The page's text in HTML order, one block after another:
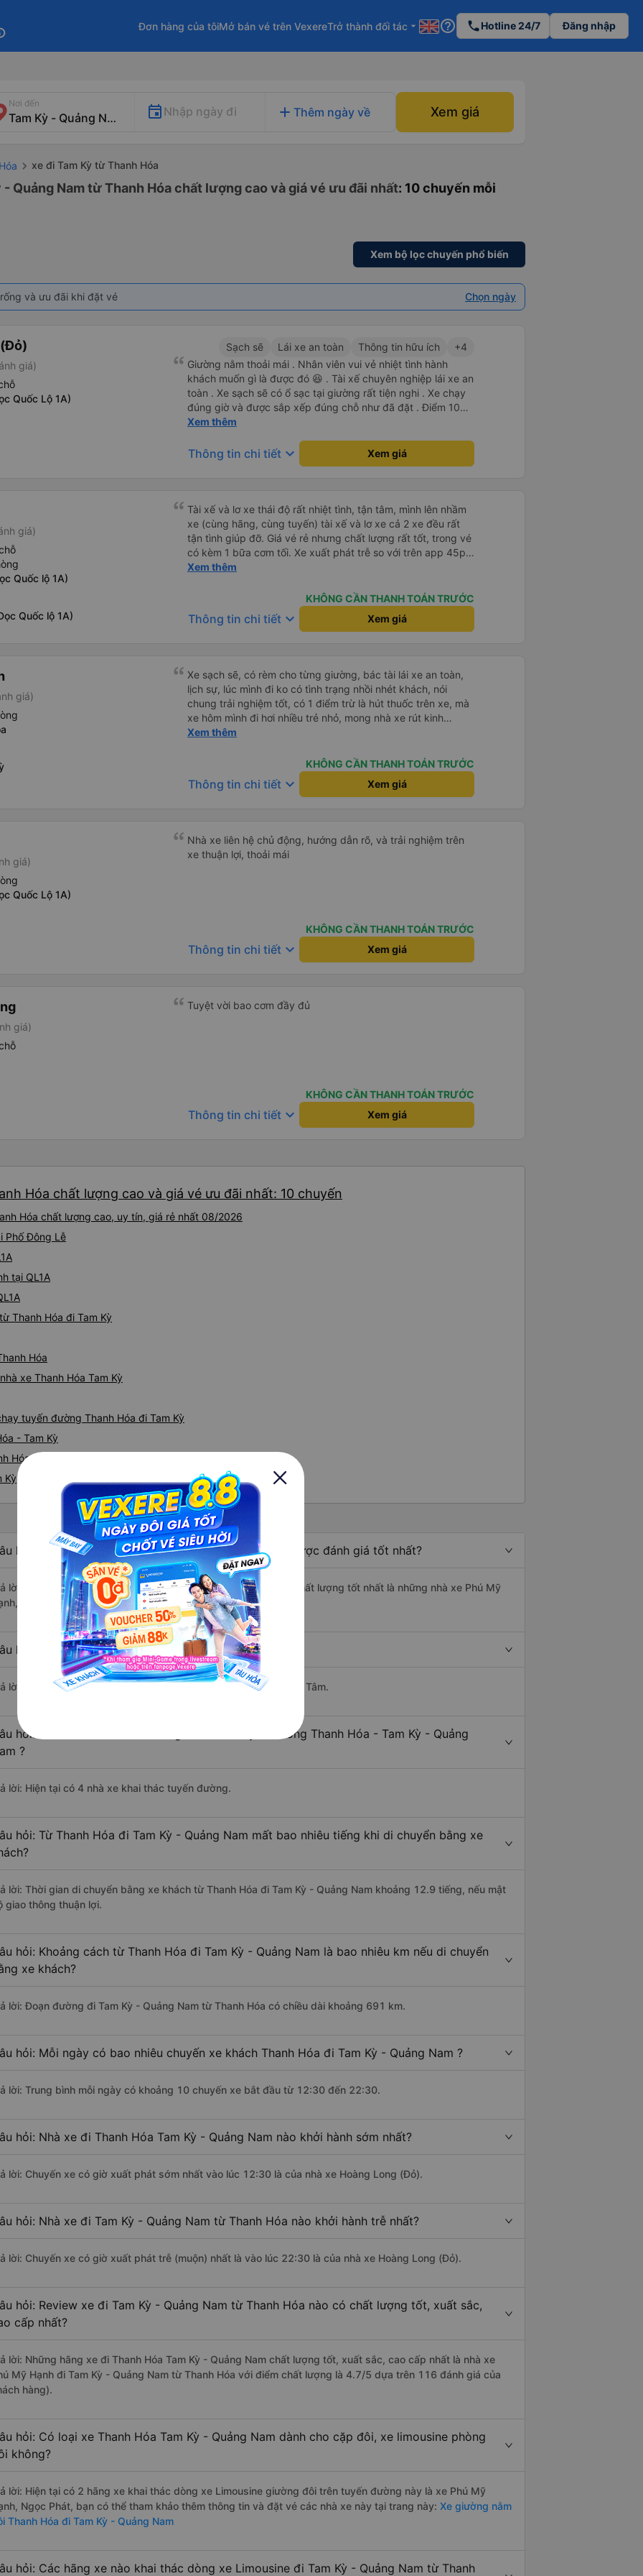
Đơn hàng của tôiMở bán vé trên VexereTrở thành đối tác arrow_drop_down help_outline phoneHotline 24/7 Đăng nhập
Nơi đến
Nhập ngày đi add Thêm ngày về Xem giá
xe đi Tam Kỳ từ Thanh Hóa
Quảng Nam từ Thanh Hóa chất lượng cao và giá vé ưu đãi nhất: 10 chuyến mỗi
Xem bộ lọc chuyến phổ biến
và ưu đãi khi đặt vé Chọn ngày
giá)
Quốc Lộ 1A)
Sạch sẽ Lái xe an toàn Thông tin hữu ích
+4
Giường nằm thoải mái . Nhân viên vui vẻ nhiệt tình hành
khách muốn gì là được đó 😆 . Tài xế chuyên nghiệp lái xe an
toàn . Xe sạch sẽ có ổ sạc tại giường rất tiện nghi . Xe chạy
đúng giờ và được sắp xếp đúng chỗ như đã đặt . Điểm 10
cho hoàng long đỏ 👍
Xem thêm
Thông tin chi tiết keyboard_arrow_down Xem giá
giá)
Quốc lộ 1A)
Quốc lộ 1A)
Tài xế và lơ xe thái độ rất nhiệt tình, tận tâm, mình lên nhầm
xe (cùng hãng, cùng tuyến) tài xế và lơ xe cả 2 xe đều rất
tận tình giúp đỡ. Giá vé rẻ nhưng chất lượng rất tốt, trong vé
có kèm 1 bữa cơm tối. Xe xuất phát trễ so với trên app 45p,
nhưng do bão nên trời mưa rất to, có thể thông cảm được.
Xem thêm
KHÔNG CẦN THANH TOÁN TRƯỚC
Thông tin chi tiết keyboard_arrow_down Xem giá
giá)
Xe sạch sẽ, có rèm cho từng giường, bác tài lái xe an toàn,
lịch sự, lúc mình đi ko có tình trạng nhồi nhét khách, nói
chung trải nghiệm tốt, có 1 điểm trừ là hút thuốc trên xe, mà
xe hôm mình đi hơi nhiều trẻ nhỏ, mong nhà xe rút kinh
nghiệm khi đọc đc bình luận này
Xem thêm
KHÔNG CẦN THANH TOÁN TRƯỚC
Thông tin chi tiết keyboard_arrow_down Xem giá
giá)
Quốc Lộ 1A)
Nhà xe liên hệ chủ động, hướng dẫn rõ, và trải nghiệm trên
xe thuận lợi, thoải mái
KHÔNG CẦN THANH TOÁN TRƯỚC
Thông tin chi tiết keyboard_arrow_down Xem giá
giá)
Tuyệt vời bao cơm đầy đủ
KHÔNG CẦN THANH TOÁN TRƯỚC
Thông tin chi tiết keyboard_arrow_down Xem giá
Hóa chất lượng cao và giá vé ưu đãi nhất: 10 chuyến
Hóa chất lượng cao, uy tín, giá rẻ nhất 08/2026
Phố Đông Lễ
tại QL1A
Thanh Hóa đi Tam Kỳ
Hóa
xe Thanh Hóa Tam Kỳ
tuyến đường Thanh Hóa đi Tam Kỳ
- Tam Kỳ
Hóa nhanh và uy tín nhất
Kỳ
hỏi: Nhà xe đi Tam Kỳ - Quảng Nam từ Thanh Hóa được đánh giá tốt nhất?
lời: Xe đi Tam Kỳ - Quảng Nam từ Thanh Hóa được đánh giá chất lượng tốt nhất là những nhà xe Phú Mỹ
Bình Tâm, Hoàng Long (Đỏ).
hỏi: Xe nào đi Tam Kỳ - Quảng Nam có giá rẻ nhất?
lời: Vé xe rẻ nhất có mức giá là 451.200 đồng của nhà xe Bình Tâm.
hỏi: Có bao nhiêu nhà xe đang khai thác tuyến đường Thanh Hóa - Tam Kỳ - Quảng
?
lời: Hiện tại có 4 nhà xe khai thác tuyến đường.
hỏi: Từ Thanh Hóa đi Tam Kỳ - Quảng Nam mất bao nhiêu tiếng khi di chuyển bằng xe
lời: Thời gian di chuyển bằng xe khách từ Thanh Hóa đi Tam Kỳ - Quảng Nam khoảng 12.9 tiếng, nếu mật
giao thông thuận lợi.
hỏi: Khoảng cách từ Thanh Hóa đi Tam Kỳ - Quảng Nam là bao nhiêu km nếu di chuyển
xe khách?
lời: Đoạn đường đi Tam Kỳ - Quảng Nam từ Thanh Hóa có chiều dài khoảng 691 km.
hỏi: Mỗi ngày có bao nhiêu chuyến xe khách Thanh Hóa đi Tam Kỳ - Quảng Nam ?
lời: Trung bình mỗi ngày có khoảng 10 chuyến xe bắt đầu từ 12:30 đến 22:30.
hỏi: Nhà xe đi Thanh Hóa Tam Kỳ - Quảng Nam nào khởi hành sớm nhất?
lời: Chuyến xe có giờ xuất phát sớm nhất vào lúc 12:30 là của nhà xe Hoàng Long (Đỏ).
hỏi: Nhà xe đi Tam Kỳ - Quảng Nam từ Thanh Hóa nào khởi hành trễ nhất?
lời: Chuyến xe có giờ xuất phát trễ (muộn) nhất là vào lúc 22:30 là của nhà xe Hoàng Long (Đỏ).
hỏi: Review xe đi Tam Kỳ - Quảng Nam từ Thanh Hóa nào có chất lượng tốt, xuất sắc,
cấp nhất?
lời: Những hãng xe đi Thanh Hóa Tam Kỳ - Quảng Nam chất lượng tốt, xuất sắc, cao cấp nhất là nhà xe
Mỹ Hạnh đi Tam Kỳ - Quảng Nam từ Thanh Hóa với điểm chất lượng là 4.7/5 dựa trên 116 đánh giá của
hàng).
hỏi: Có loại xe Thanh Hóa Tam Kỳ - Quảng Nam dành cho cặp đôi, xe limousine phòng
không?
lời: Hiện tại có 2 hãng xe khai thác dòng xe Limousine giường đôi trên tuyến đường này là xe Phú Mỹ
Ngọc Phát, bạn có thể tham khảo thêm thông tin và đặt vé các nhà xe này tại trang này: Xe giường nằm
Thanh Hóa đi Tam Kỳ - Quảng Nam
hỏi: Các hãng xe nào khai thác dòng xe Limousine đi Tam Kỳ - Quảng Nam từ Thanh